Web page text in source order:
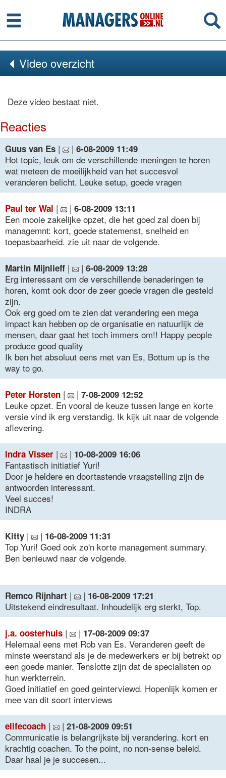
Menu
Video overzicht
Deze video bestaat niet.
Reacties
Guus van Es | | 6-08-2009 11:49
Hot topic, leuk om de verschillende meningen te horen
wat meteen de moeilijkheid van het succesvol
veranderen belicht. Leuke setup, goede vragen
Paul ter Wal | | 6-08-2009 13:11
Een mooie zakelijke opzet, die het goed zal doen bij
managemnt: kort, goede statemenst, snelheid en
toepasbaarheid. zie uit naar de volgende.
Martin Mijnlieff | | 6-08-2009 13:28
Erg interessant om de verschillende benaderingen te
horen, komt ook door de zeer goede vragen die gesteld
zijn.
Ook erg goed om te zien dat verandering een mega
impact kan hebben op de organisatie en natuurlijk de
mensen, daar gaat het toch immers om!! Happy people
produce good quality
Ik ben het absoluut eens met van Es, Bottum up is the
way to go.
Peter Horsten | | 7-08-2009 12:52
Leuke opzet. En vooral de keuze tussen lange en korte
versie vind ik erg verstandig. Ik kijk uit naar de volgende
aflevering.
Indra Visser | | 10-08-2009 16:06
Fantastisch initiatief Yuri!
Door je heldere en doortastende vraagstelling zijn de
antwoorden interessant.
Veel succes!
INDRA
Kitty | | 16-08-2009 11:31
Top Yuri! Goed ook zo'n korte management summary.
Ben benieuwd naar de volgende.
Remco Rijnhart | | 16-08-2009 17:21
Uitstekend eindresultaat. Inhoudelijk erg sterkt, Top.
j.a. oosterhuis | | 17-08-2009 09:37
Helemaal eens met Rob van Es. Veranderen geeft de
minste weerstand als je de medewerkers er bij betrekt op
een goede manier. Tenslotte zijn dat de specialisten op
hun werkterrein.
Goed initiatief en goed geinterviewd. Hopenlijk komen er
mee van dit soort interviews
elifecoach | | 21-08-2009 09:51
Communicatie is belangrijkste bij verandering. kort en
krachtig coachen. To the point, no non-sense beleid.
Daar haal je je succesen...